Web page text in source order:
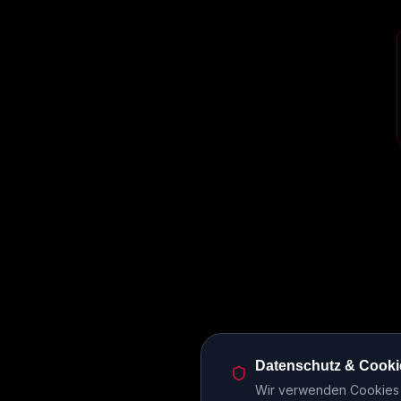
Datenschutz &
Wir verwenden